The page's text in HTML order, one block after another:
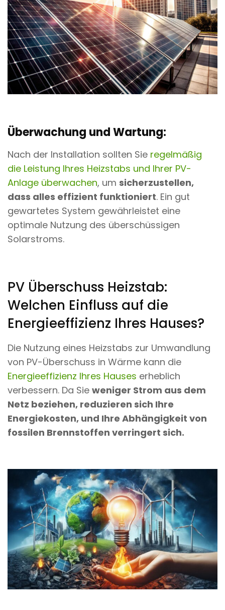
Überwachung und Wartung:
Nach der Installation sollten Sie regelmäßig
die Leistung Ihres Heizstabs und Ihrer PV-
Anlage überwachen, um sicherzustellen,
dass alles effizient funktioniert. Ein gut
gewartetes System gewährleistet eine
optimale Nutzung des überschüssigen
Solarstroms.
PV Überschuss Heizstab:
Welchen Einfluss auf die
Energieeffizienz Ihres Hauses?
Die Nutzung eines Heizstabs zur Umwandlung
von PV-Überschuss in Wärme kann die
Energieeffizienz Ihres Hauses erheblich
verbessern. Da Sie weniger Strom aus dem
Netz beziehen, reduzieren sich Ihre
Energiekosten, und Ihre Abhängigkeit von
fossilen Brennstoffen verringert sich.